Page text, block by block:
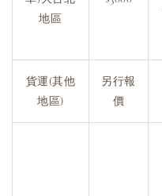
地區
貨運(其他
地區)
另行報
價